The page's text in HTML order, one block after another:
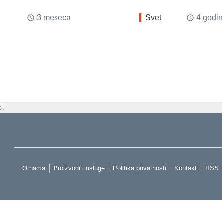
access_time 3 meseca Svet access_time 4
;
O nama Proizvodi i usluge Politika privatnosti Kontakt RSS